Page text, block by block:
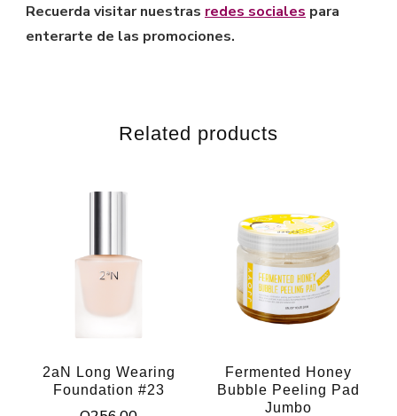
Recuerda visitar nuestras redes sociales para
enterarte de las promociones.
Related products
2aN Long Wearing
Foundation #23
Fermented Honey
Bubble Peeling Pad
Jumbo